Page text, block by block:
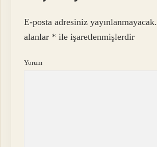
E-posta adresiniz yayınlanmayacak.
alanlar * ile işaretlenmişlerdir
Yorum